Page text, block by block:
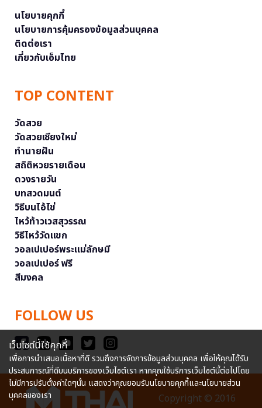
นโยบายคุกกี้
นโยบายการคุ้มครองข้อมูลส่วนบุคคล
ติดต่อเรา
เกี่ยวกับเอ็มไทย
TOP CONTENT
วัดสวย
วัดสวยเชียงใหม่
ทำนายฝัน
สถิติหวยรายเดือน
ดวงรายวัน
บทสวดมนต์
วิธีบนไอ้ไข่
ไหว้ท้าวเวสสุวรรณ
วิธีไหว้วัดแขก
วอลเปเปอร์พระแม่ลักษมี
วอลเปเปอร์ ฟรี
สีมงคล
FOLLOW US
Copyright © 2016
เว็บไซต์นี้ใช้คุกกี้
เพื่อการนำเสนอเนื้อหาที่ดี รวมถึงการจัดการข้อมูลส่วนบุคคล เพื่อให้คุณได้รับ
ประสบการณ์ที่ดีบนบริการของเว็บไซต์เรา หากคุณใช้บริการเว็บไซต์นี้ต่อไปโดย
ไม่มีการปรับตั้งค่าใดๆนั้น แสดงว่าคุณยอมรับนโยบายคุกกี้และนโยบายส่วน
บุคคลของเรา